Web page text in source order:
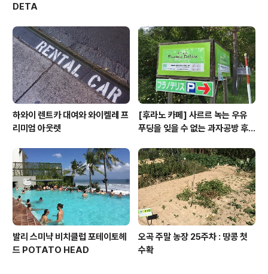
DETA
하와이 렌트카 대여와 와이켈레 프
리미엄 아웃렛
[후라노 카페] 사르르 녹는 우유
푸딩을 잊을 수 없는 과자공방 후
발리 스미냑 비치클럽 포테이토헤
드 POTATO HEAD
오곡 주말 농장 25주차 : 땅콩 첫
수확